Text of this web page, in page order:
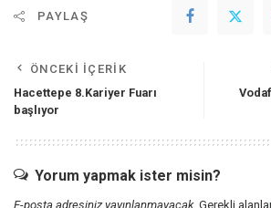
PAYLAŞ
ÖNCEKI İÇERIK
Hacettepe 8.Kariyer Fuarı
başlıyor
Yorum yapmak ister misin?
E-posta adresiniz yayınlanmayacak. Gerekli